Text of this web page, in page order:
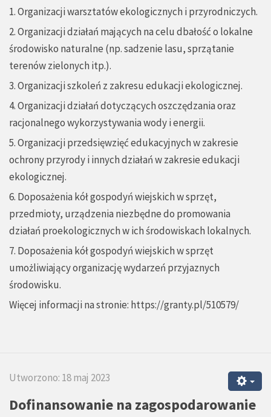
1. Organizacji warsztatów ekologicznych i przyrodniczych.
2. Organizacji działań mających na celu dbałość o lokalne
środowisko naturalne (np. sadzenie lasu, sprzątanie
terenów zielonych itp.).
3. Organizacji szkoleń z zakresu edukacji ekologicznej.
4. Organizacji działań dotyczących oszczędzania oraz
racjonalnego wykorzystywania wody i energii.
5. Organizacji przedsięwzięć edukacyjnych w zakresie
ochrony przyrody i innych działań w zakresie edukacji
ekologicznej.
6. Doposażenia kół gospodyń wiejskich w sprzęt,
przedmioty, urządzenia niezbędne do promowania
działań proekologicznych w ich środowiskach lokalnych.
7. Doposażenia kół gospodyń wiejskich w sprzęt
umożliwiający organizację wydarzeń przyjaznych
środowisku.
Więcej informacji na stronie: https://granty.pl/510579/
Utworzono: 18 maj 2023
Dofinansowanie na zagospodarowanie